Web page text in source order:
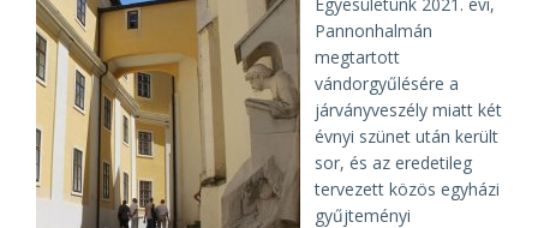
Pannonhalmán
megtartott
vándorgyűlésére a
járványveszély miatt két
évnyi szünet után került
sor, és az eredetileg
tervezett közös egyházi
gyűjteményi